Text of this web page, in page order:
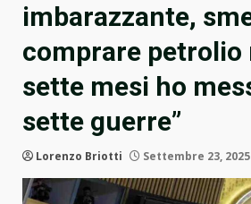
imbarazzante,
comprare petrolio
sette mesi ho
sette guerre”
Lorenzo Briotti Settembre 23, 2025